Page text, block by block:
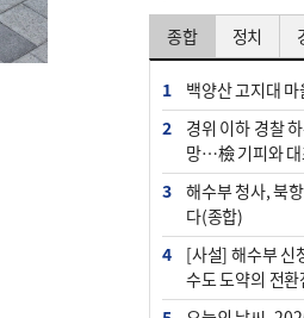
종합 정치
1
백양산 고지대
2
경위 이하 경찰
망…檢 기피와
3
해수부 청사, 북
다(종합)
4
[사설] 해수부 신
수도 도약의 전환